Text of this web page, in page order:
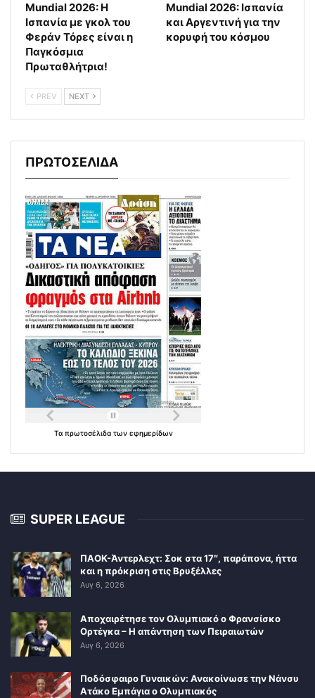
Mundial 2026: Η
Ισπανία με γκολ του
Φεράν Τόρες είναι η
Παγκόσμια
Πρωταθλήτρια!
Mundial 2026: Ισπανία
και Αργεντινή για την
κορυφή του κόσμου
PREV NEXT
ΠΡΩΤΟΣΕΛΙΔΑ
Τα πρωτοσέλιδα των εφημερίδων
SUPER LEAGUE
ΠΑΟΚ-Άντερλεχτ: Σοκ στα 17″, παράπονα, ήττα
και η πρόκριση στις Βρυξέλλες
Αυγ 6, 2026
Αποχαιρέτησε τον Ολυμπιακό ο Φρανσίσκο
Ορτέγκα – Η απάντηση των Πειραιωτών
Αυγ 6, 2026
Ποδόσφαιρο Γυναικών: Ανακοίνωσε την Νάνσυ
Ατάκο Εμπάγια ο Ολυμπιακός